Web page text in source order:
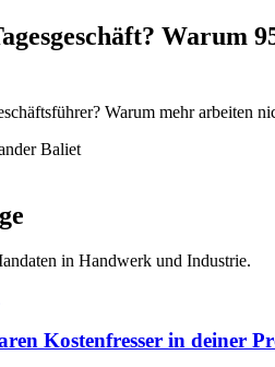
Warum mehr arbeiten
Baliet
in Handwerk und Industrie.
Kostenfresser in deiner